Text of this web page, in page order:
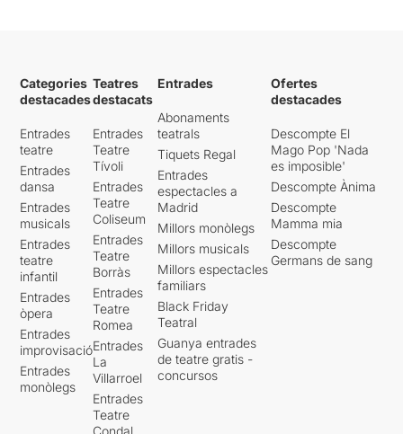
Categories
destacades
Entrades
teatre
Entrades
dansa
Entrades
musicals
Entrades
teatre
infantil
Entrades
òpera
Entrades
improvisació
Entrades
monòlegs
Teatres
destacats
Entrades
Teatre
Tívoli
Entrades
Teatre
Coliseum
Entrades
Teatre
Borràs
Entrades
Teatre
Romea
Entrades
La
Villarroel
Entrades
Teatre
Condal
Entrades
Abonaments
teatrals
Tiquets Regal
Entrades
espectacles a
Madrid
Millors monòlegs
Millors musicals
Millors espectacles
familiars
Black Friday
Teatral
Guanya entrades
de teatre gratis -
concursos
Ofertes
destacades
Descompte El
Mago Pop 'Nada
es imposible'
Descompte Ànima
Descompte
Mamma mia
Descompte
Germans de sang